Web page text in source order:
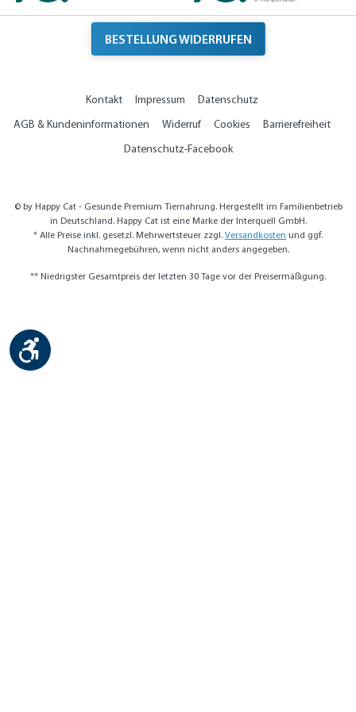
BESTELLUNG WIDERRUFEN
Kontakt Impressum
Datenschutz
AGB & Kundeninformationen
Widerruf Cookies
Barrierefreiheit
Datenschutz-Facebook
© by Happy Cat - Gesunde Premium Tiernahrung. Hergestellt im Familienbetrieb
in Deutschland. Happy Cat ist eine Marke der Interquell GmbH.
* Alle Preise inkl. gesetzl. Mehrwertsteuer zzgl. Versandkosten und ggf.
Nachnahmegebühren, wenn nicht anders angegeben.
** Niedrigster Gesamtpreis der letzten 30 Tage vor der Preisermäßigung.
Werkzeugleiste anzeigen